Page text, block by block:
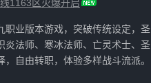
1163区火爆开启
职业版本游戏，突破传统设定，圣
炎法师、寒冰法师、亡灵术士、圣
自由转职，体验多样战斗流派。